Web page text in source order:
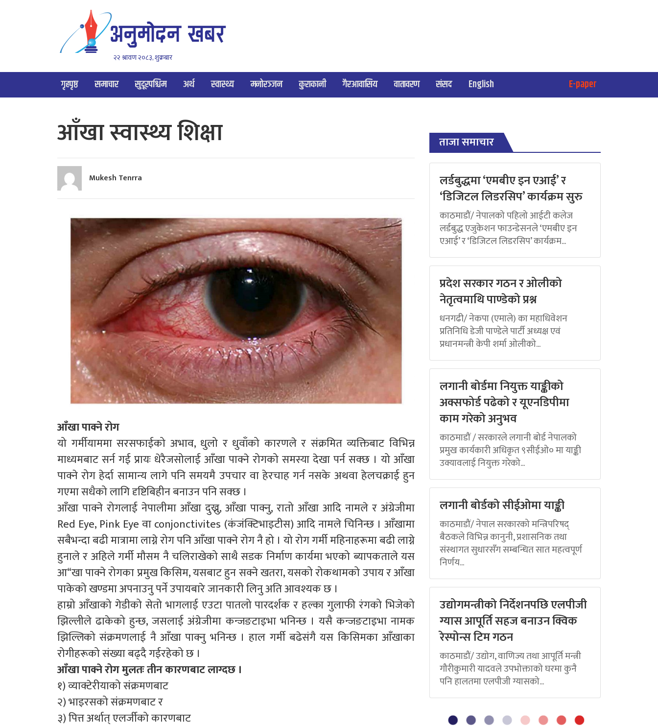
२२ श्रावण २०८३, शुक्रबार
गृहपृष्ठ समाचार सुदूरपश्चिम अर्थ स्वास्थ्य मनोरञ्जन कुराकानी गैरआवासिय वातावरण संसद English E-paper
आँखा स्वास्थ्य शिक्षा
Mukesh Tenrra
आँखा पाक्ने रोग
यो गर्मीयाममा सरसफाईको अभाव, धुलो र धुवाँको कारणले र संक्रमित व्यक्तिबाट विभिन्न
माध्यमबाट सर्न गई प्रायः धेरैजसोलाई आँखा पाक्ने रोगको समस्या देखा पर्न सक्छ । यो आँखा
पाक्ने रोग हेर्दा सामान्य लागे पनि समयमै उपचार वा हेरचाह गर्न नसके अथवा हेलचक्राई हुन
गएमा सधैको लागि दृष्टिबिहीन बनाउन पनि सक्छ ।
आँखा पाक्ने रोगलाई नेपालीमा आँखा दुख्नु, आँखा पाक्नु, रातो आँखा आदि नामले र अंग्रेजीमा
Red Eye, Pink Eye वा conjonctivites (कंजंक्टिभाइटीस) आदि नामले चिनिन्छ । आँखामा
सबैभन्दा बढी मात्रामा लाग्ने रोग पनि आँखा पाक्ने रोग नै हो । यो रोग गर्मी महिनाहरूमा बढी लाग्ने
हुनाले र अहिले गर्मी मौसम नै चलिराखेको साथै सडक निर्माण कार्यमा भएको ब्यापकताले यस
आ“खा पाक्ने रोगका प्रमुख किसिम, यसबाट हुन सक्ने खतरा, यसको रोकथामको उपाय र आँखा
पाकेको खण्डमा अपनाउनु पर्ने उपायबारे जानकारी लिनु अति आवश्यक छ ।
हाम्रो आँखाको गेडीको सेतो भागलाई एउटा पातलो पारदर्शक र हल्का गुलाफी रंगको भिजेको
झिल्लीले ढाकेको हुन्छ, जसलाई अंग्रेजीमा कन्जङटाइभा भनिन्छ । यसै कन्जङटाइभा नामक
झिल्लिको संक्रमणलाई नै आँखा पाक्नु भनिन्छ । हाल गर्मी बढेसंगै यस किसिमका आँखाका
रोगीहरूको संख्या बढ्दै गईरहेको छ ।
आँखा पाक्ने रोग मुलतः तीन कारणबाट लाग्दछ ।
१) व्याक्टेरीयाको संक्रमणबाट
२) भाइरसको संक्रमणबाट र
३) पित्त अर्थात् एलर्जीको कारणबाट
ताजा समाचार
लर्डबुद्धमा ‘एमबीए इन एआई’ र
‘डिजिटल लिडरसिप’ कार्यक्रम सुरु
काठमाडौं/ नेपालको पहिलो आईटी कलेज
लर्डबुद्ध एजुकेशन फाउन्डेसनले ‘एमबीए इन
एआई’ र ‘डिजिटल लिडरसिप’ कार्यक्रम...
प्रदेश सरकार गठन र ओलीको
नेतृत्वमाथि पाण्डेको प्रश्न
धनगढी/ नेकपा (एमाले) का महाधिवेशन
प्रतिनिधि डेजी पाण्डेले पार्टी अध्यक्ष एवं
प्रधानमन्त्री केपी शर्मा ओलीको...
लगानी बोर्डमा नियुक्त याङ्कीको
अक्सफोर्ड पढेको र यूएनडिपीमा
काम गरेको अनुभव
काठमाडौं / सरकारले लगानी बोर्ड नेपालको
प्रमुख कार्यकारी अधिकृत ९सीईओ० मा याङ्की
उक्यावलाई नियुक्त गरेको...
लगानी बोर्डको सीईओमा याङ्की
काठमाडौं/ नेपाल सरकारको मन्त्रिपरिषद्
बैठकले विभिन्न कानुनी, प्रशासनिक तथा
संस्थागत सुधारसँग सम्बन्धित सात महत्वपूर्ण
निर्णय...
उद्योगमन्त्रीको निर्देशनपछि एलपीजी
ग्यास आपूर्ति सहज बनाउन क्विक
रेस्पोन्स टिम गठन
काठमाडौं/ उद्योग, वाणिज्य तथा आपूर्ति मन्त्री
गौरीकुमारी यादवले उपभोक्ताको घरमा कुनै
पनि हालतमा एलपीजी ग्यासको...